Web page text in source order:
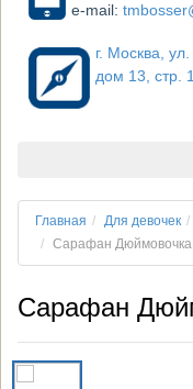
e-mail:
г. Москва,
дом 13, стр. 1
Главная Для девочек
Сарафан Дюймовочка
Сарафан